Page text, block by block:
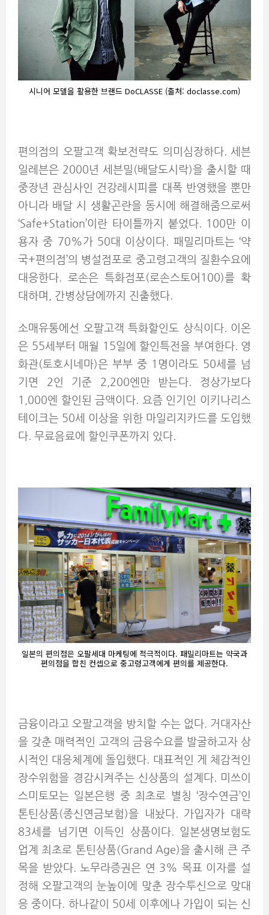
시니어 모델을 활용한 브랜드 DoCLASSE (출처: doclasse.com)
편의점의 오팔고객 확보전략도 의미심장하다. 세븐
일레븐은 2000년 세븐밀(배달도시락)을 출시할 때
중장년 관심사인 건강레시피를 대폭 반영했을 뿐만
아니라 배달 시 생활곤란을 동시에 해결해줌으로써
‘Safe+Station’이란 타이틀까지 붙었다. 100만 이
용자 중 70%가 50대 이상이다. 패밀리마트는 ‘약
국+편의점’의 병설점포로 중고령고객의 질환수요에
대응한다. 로손은 특화점포(로손스토어100)를 확
대하며, 간병상담에까지 진출했다.
소매유통에선 오팔고객 특화할인도 상식이다. 이온
은 55세부터 매월 15일에 할인특전을 부여한다. 영
화관(토호시네마)은 부부 중 1명이라도 50세를 넘
기면 2인 기준 2,200엔만 받는다. 정상가보다
1,000엔 할인된 금액이다. 요즘 인기인 이키나리스
테이크는 50세 이상을 위한 마일리지카드를 도입했
다. 무료음료에 할인쿠폰까지 있다.
일본의 편의점은 오팔세대 마케팅에 적극적이다. 패밀리마트는 약국과
편의점을 합친 컨셉으로 중고령고객에게 편의를 제공한다.
금융이라고 오팔고객을 방치할 수는 없다. 거대자산
을 갖춘 매력적인 고객의 금융수요를 발굴하고자 상
시적인 대응체계에 돌입했다. 대표적인 게 체감적인
장수위험을 경감시켜주는 신상품의 설계다. 미쓰이
스미토모는 일본은행 중 최초로 별칭 ‘장수연금’인
톤틴상품(종신연금보험)을 내놨다. 가입자가 대략
83세를 넘기면 이득인 상품이다. 일본생명보험도
업계 최초로 톤틴상품(Grand Age)을 출시해 큰 주
목을 받았다. 노무라증권은 연 3% 목표 이자를 설
정해 오팔고객의 눈높이에 맞춘 장수투신으로 맞대
응 중이다. 하나같이 50세 이후에나 가입이 되는 신